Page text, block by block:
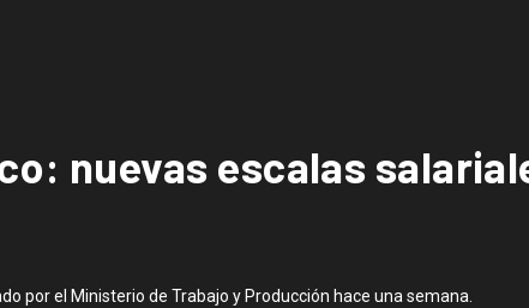
nuevas escalas
por el Ministerio de Trabajo y Producción hace una semana.